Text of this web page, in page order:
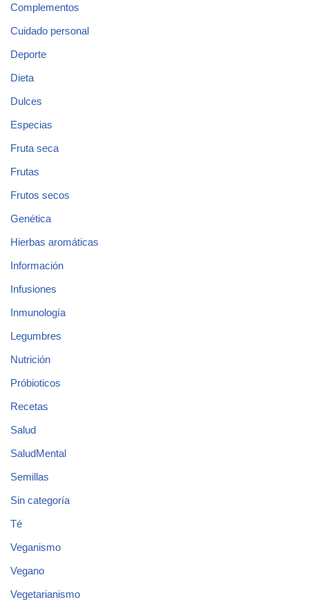
Complementos
Cuidado personal
Deporte
Dieta
Dulces
Especias
Fruta seca
Frutas
Frutos secos
Genética
Hierbas aromáticas
Información
Infusiones
Inmunología
Legumbres
Nutrición
Próbioticos
Recetas
Salud
SaludMental
Semillas
Sin categoría
Té
Veganismo
Vegano
Vegetarianismo